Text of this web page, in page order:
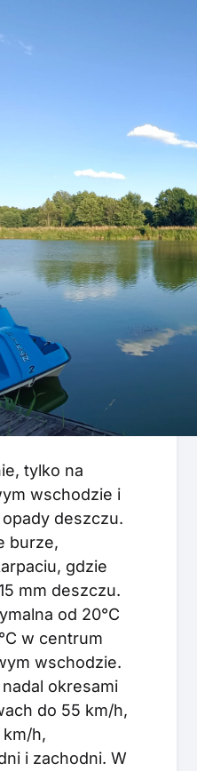
tylko na
wschodzie i
deszczu.
burze,
gdzie
mm deszczu.
od 20°C
w centrum
wschodzie.
okresami
do 55 km/h,
h,
i zachodni. W